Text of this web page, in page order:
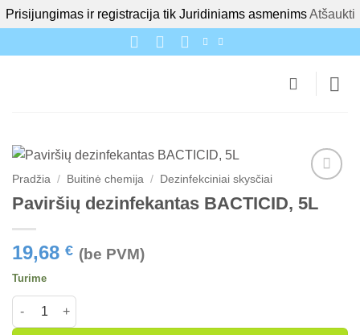
Prisijungimas ir registracija tik Juridiniams asmenimsAtšaukti
to
Pradžia / Buitinė chemija / Dezinfekciniai skysčiai
Paviršių dezinfekantas BACTICID, 5L
19,68 € (be PVM)
Turime
produkto kiekis: Paviršių dezinfekantas BACTICID, 5L